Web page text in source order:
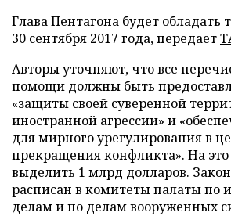
Глава Пентагона будет обладать
30 сентября 2017 года,передает
Авторы уточняют, что все
помощи должны быть
«защиты своей суверенной
иностранной агрессии» и
для мирного урегулирования в
прекращения конфликта». На это
выделить 1 млрд долларов.
расписан в комитеты палаты по
делам и по делам вооруженных